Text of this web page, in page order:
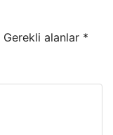
Gerekli alanlar *